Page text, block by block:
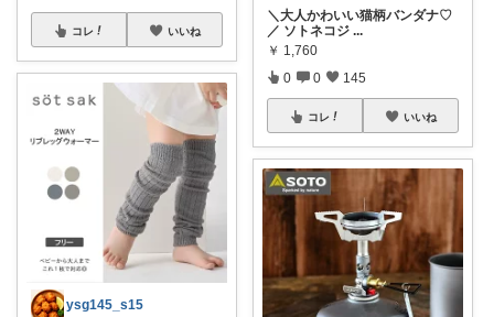
コレ いいね
ysg145_s15
＼大人かわいい猫柄バンダナ♡
／ ソトネコジ ...
￥ 1,760
0 0 145
コレ いいね